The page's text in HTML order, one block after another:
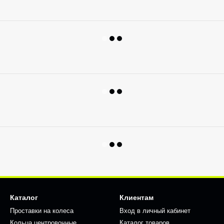
Каталог
Проставки на колеса
Клиентам
Вход в личный кабинет